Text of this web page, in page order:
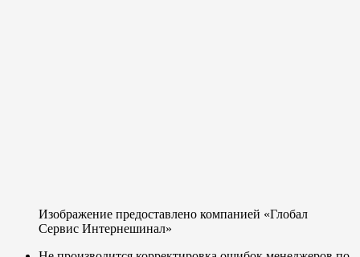
Изображение предоставлено компанией «Глобал
Сервис Интернешинал»